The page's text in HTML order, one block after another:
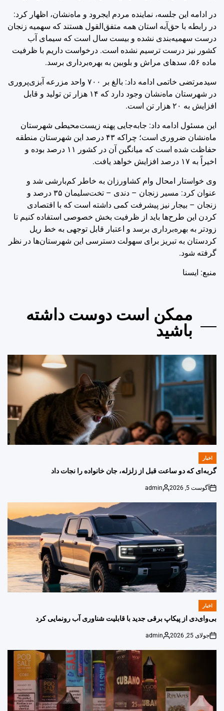
در ادامه این جلسه، نماینده مردم ایجرود و ماه‌نشان، اظهار کرد:
در رابطه با حق‌آبه استان همه متفق‌القول هستند که سهمیه زنجان
درست سهمیه‌بندی نشده و بیست سال است که سیمای آب
کشور نیز درست ترسیم نشده است. درخواست داریم با ظرفیت
ماده ۵۶، سدهای مراش و بلوبین به بهره‌برداری برسد.
سیدمرتضی خاتمی ادامه داد: بالغ بر ۷۰۰ واحد مزرعه آبزی‌پروری
در شهرستان ماه‌نشان وجود دارد که ۱۴ هزار تن تولید و قابل
افزایش به ۲۰ هزار تن است.
این مسئول ادامه داد: جابه‌جایی پهنه زیست‌محیطی شهرستان
ماه‌نشان ضروری است؛ چراکه ۴۳ درصد این شهرستان منطقه
حفاظت شده است که میانگین آن در کشور ۱۱ درصد بوده و
اخیراً به ۱۷ درصد افزایش خواهد یافت.
وی خواستار امحال وام کشاورزان به خاطر کم‌بارشی شد و
عنوان کرد: مسیر زنجان – دندی – تخت‌سلیمان ۳۵ درصد و
زنجان – بیجار نیز پیشرفت کمی داشته است که با اقتصادی
کردن این طرح‌ها باید از ظرفیت بخش خصوصی استفاده کنیم تا
زودتر به بهره‌برداری برسد و اعتبار قابل توجهی به خط ریل
کردستان به تبریز برای سهولت دسترسی این شهرستان‌ها در نظر
گرفته شود.
منبع: ايسنا
ممکن است دوست داشته
باشید
POSTED
IN
اخبار
گربه‌ای که دو ساعت قبل از زلزله، جان خانواده را نجات داد
on
آگوست 5, 2026
Posted
admin
POSTED
اخبار
بی‌وای‌دی از پیکاپ برقی جدید با قابلیت شناوری آب رونمایی کرد
on
جولای 25, 2026
Posted
admin